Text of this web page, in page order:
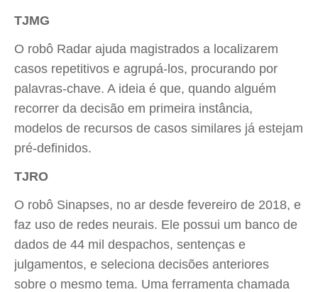
TJMG
O robô Radar ajuda magistrados a localizarem
casos repetitivos e agrupá-los, procurando por
palavras-chave. A ideia é que, quando alguém
recorrer da decisão em primeira instância,
modelos de recursos de casos similares já estejam
pré-definidos.
TJRO
O robô Sinapses, no ar desde fevereiro de 2018, e
faz uso de redes neurais. Ele possui um banco de
dados de 44 mil despachos, sentenças e
julgamentos, e seleciona decisões anteriores
sobre o mesmo tema. Uma ferramenta chamada